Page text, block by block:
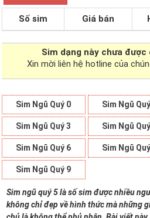
Số sim Giá bán
Sim dạng này chưa được
Xin mời liên hệ hotline của
Sim Ngũ Quý 0 Sim Ngũ
Sim Ngũ Quý 3 Sim Ngũ
Sim Ngũ Quý 6 Sim Ngũ
Sim Ngũ Quý 9
Sim ngũ quý 5 là số sim được nhiều
không chỉ đẹp về hình thức mà những